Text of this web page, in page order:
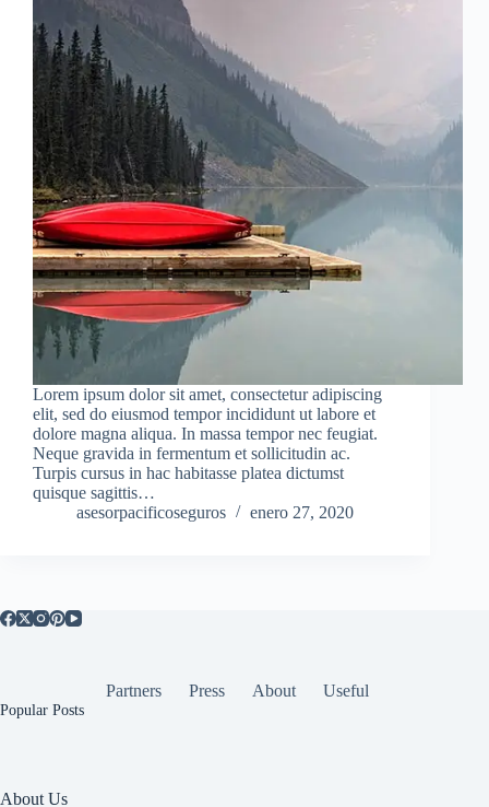
Lorem ipsum dolor sit amet, consectetur adipiscing
elit, sed do eiusmod tempor incididunt ut labore et
dolore magna aliqua. In massa tempor nec feugiat.
Neque gravida in fermentum et sollicitudin ac.
Turpis cursus in hac habitasse platea dictumst
quisque sagittis…
asesorpacificoseguros
enero 27, 2020
Partners Press About Useful
Popular Posts
About Us